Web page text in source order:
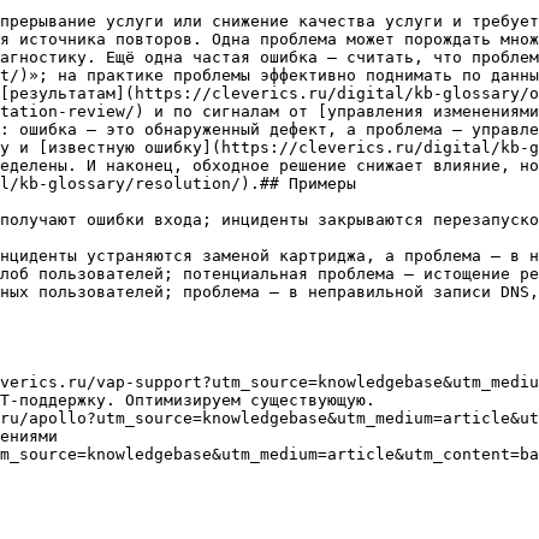
услуги или снижение качества услуги и
источника повторов. Одна проблема может порождать
Ещё одна частая ошибка — считать, что
проблемы эффективно поднимать по
cleverics.ru/digital/kb-glossary/
review/) и по сигналам от [управления
— это обнаруженный дефект, а проблема —
и [известную ошибку](https://cleverics.ru/digital/
И наконец, обходное решение снижает влияние,
kb-glossary/resolution/).## Примеры
ошибки входа; инциденты закрываются
устраняются заменой картриджа, а проблема — в
пользователей; потенциальная проблема — истощение
пользователей; проблема — в неправильной записи
vap-
Оптимизируем существующую.